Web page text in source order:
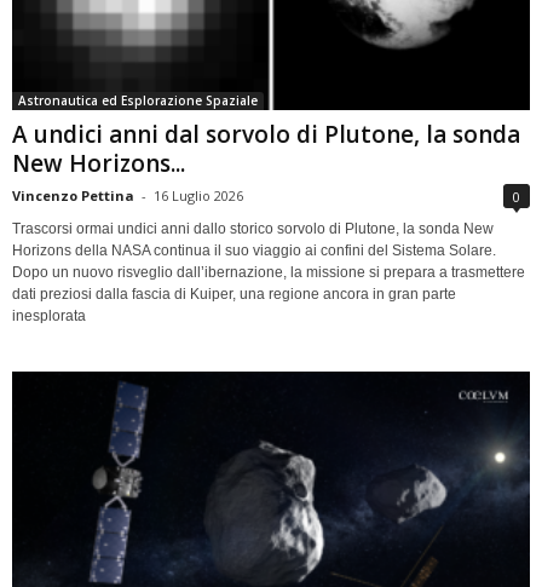
Astronautica ed Esplorazione Spaziale
A undici anni dal sorvolo di Plutone, la sonda
New Horizons...
Vincenzo Pettina - 16 Luglio 2026 0
Trascorsi ormai undici anni dallo storico sorvolo di Plutone, la sonda New
Horizons della NASA continua il suo viaggio ai confini del Sistema Solare.
Dopo un nuovo risveglio dall’ibernazione, la missione si prepara a trasmettere
dati preziosi dalla fascia di Kuiper, una regione ancora in gran parte
inesplorata